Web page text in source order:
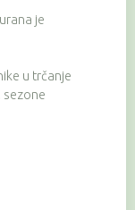
je
u trčanje
sezone